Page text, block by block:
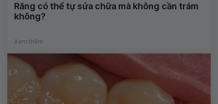
Răng có thể tự sửa chữa mà không cần trám
không?
Xem thêm